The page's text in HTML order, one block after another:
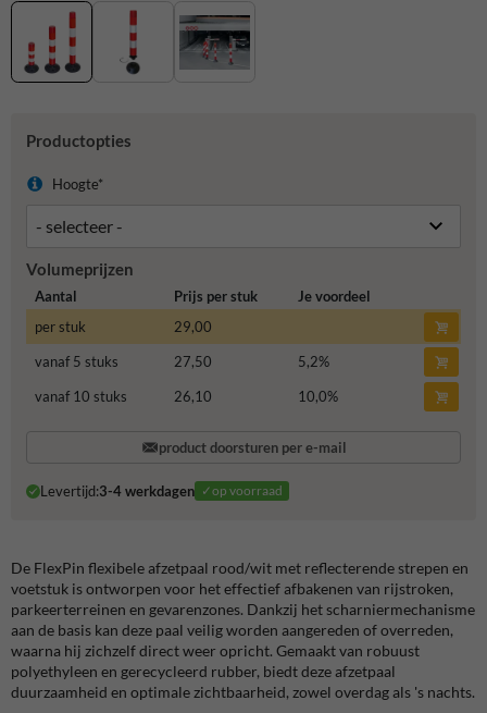
Productopties
Hoogte*
Volumeprijzen
Aantal Prijs per stuk
Je voordeel
per stuk
29,00
vanaf 5 stuks
27,50 5,2%
vanaf 10 stuks
26,10 10,0%
product doorsturen per e-mail
Levertijd:3-4 werkdagen ✓op voorraad
De FlexPin flexibele afzetpaal rood/wit met reflecterende strepen en
voetstuk is ontworpen voor het effectief afbakenen van rijstroken,
parkeerterreinen en gevarenzones. Dankzij het scharniermechanisme
aan de basis kan deze paal veilig worden aangereden of overreden,
waarna hij zichzelf direct weer opricht. Gemaakt van robuust
polyethyleen en gerecycleerd rubber, biedt deze afzetpaal
duurzaamheid en optimale zichtbaarheid, zowel overdag als 's nachts.